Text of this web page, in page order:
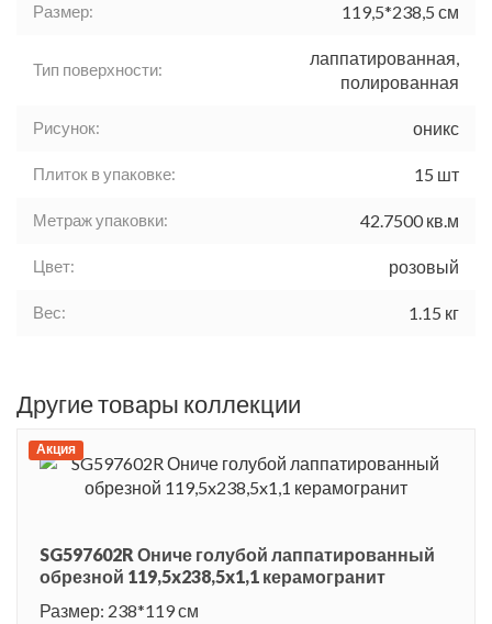
Размер: 119,5*238,5 см
Тип поверхности:
лаппатированная,
полированная
Рисунок: оникс
Плиток в упаковке: 15 шт
Метраж упаковки: 42.7500 кв.м
Цвет: розовый
Вес: 1.15 кг
Другие товары коллекции
Акция
SG597602R Ониче голубой лаппатированный
обрезной 119,5x238,5x1,1 керамогранит
Размер: 238*119 см